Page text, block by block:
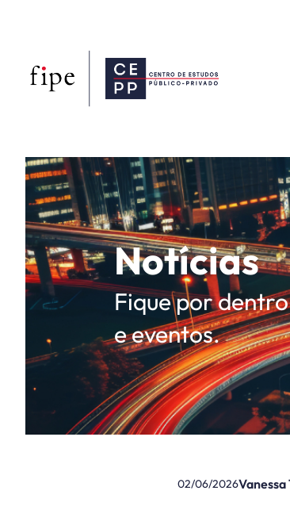
Notícias
Fique por
e eventos.
02/06/2026Vanessa